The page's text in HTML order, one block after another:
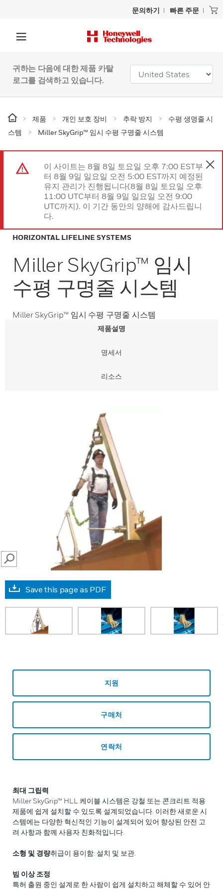
문의하기 빠른 주문
귀하는 다음에 대한 제품 카탈
로그를 검색하고 있습니다.
제품 개인 보호 장비 추락 방지
수평 생명줄 시
스템
Miller SkyGrip™ 임시 수평 구명줄 시스템
이 사이트는 8월 8일 토요일 오후 7:00 EST부
터 8월 9일 일요일 오전 5:00 EST까지 예정된
유지 관리가 진행됩니다(8월 8일 토요일 오후
11:00 UTC부터 8월 9일 일요일 오전 9:00
UTC까지). 이 기간 동안의 양해에 감사드립니
다.
HORIZONTAL LIFELINE SYSTEMS
Miller SkyGrip™ 임시
수평 구명줄 시스템
Miller SkyGrip™ 임시 수평 구명줄 시스템
제품설명
명세서
리소스
SEARCH
Save this page as PDF
지원
구매처
연락처
최대 그립력
Miller SkyGrip™ HLL 케이블 시스템은 강철 또는 콘크리트 적용
제품에 쉽게 설치할 수 있도록 설계되었습니다. 이러한 새로운 시
스템에는 다양한 혁신적인 기능이 설계되어 있어 향상된 안전 고
려 사항과 함께 사용자 친화적입니다.
소형 및 경량취급이 용이함: 설치 및 보관.
빔 이상 조정
특허 출원 중인 설계로 한 사람이 쉽게 설치하고 해체할 수 있어 안